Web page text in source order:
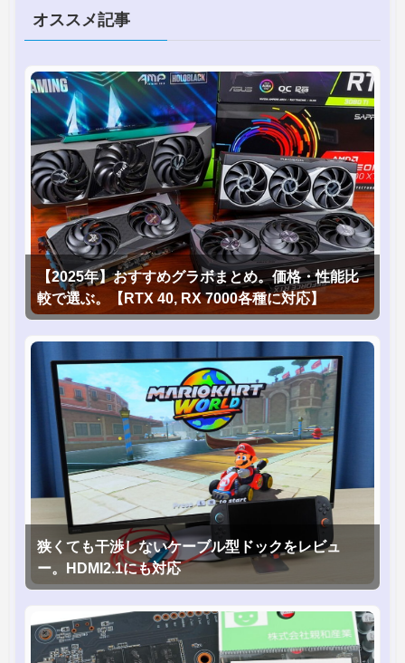
オススメ記事
【2025年】おすすめグラボまとめ。価格・性能比
較で選ぶ。【RTX 40, RX 7000各種に対応】
狭くても干渉しないケーブル型ドックをレビュ
ー。HDMI2.1にも対応